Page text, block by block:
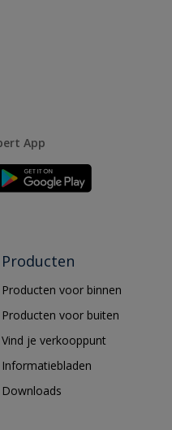
App
Producten
Producten voor binnen
Producten voor buiten
Vind je verkooppunt
Informatiebladen
Downloads